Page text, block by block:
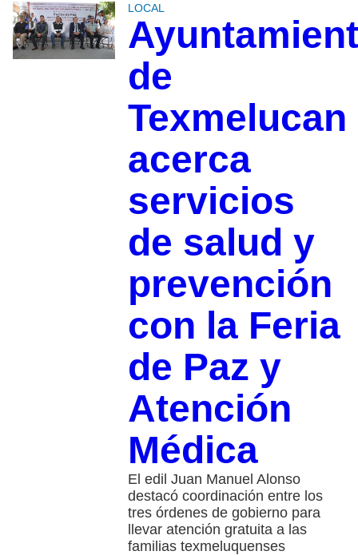
LOCAL
de
Texmelucan
acerca
servicios
de salud y
prevención
con la Feria
de Paz y
Atención
Médica
El edil Juan Manuel Alonso
destacó coordinación entre los
tres órdenes de gobierno para
llevar atención gratuita a las
familias texmeluquenses